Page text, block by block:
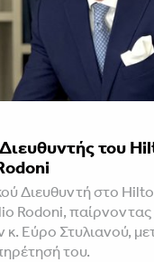
του
Διευθυντή στο
Rodoni, παίρνοντας
Εύρο Στυλιανού,
του.